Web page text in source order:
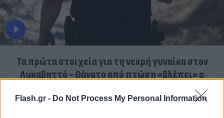
Flash.gr - Do Not Process My Personal Information
Τα πρώτα στοιχεία για τη νεκρή γυναίκα στον
Λυκαβηττό - Θάνατο από πτώση «βλέπει» ο